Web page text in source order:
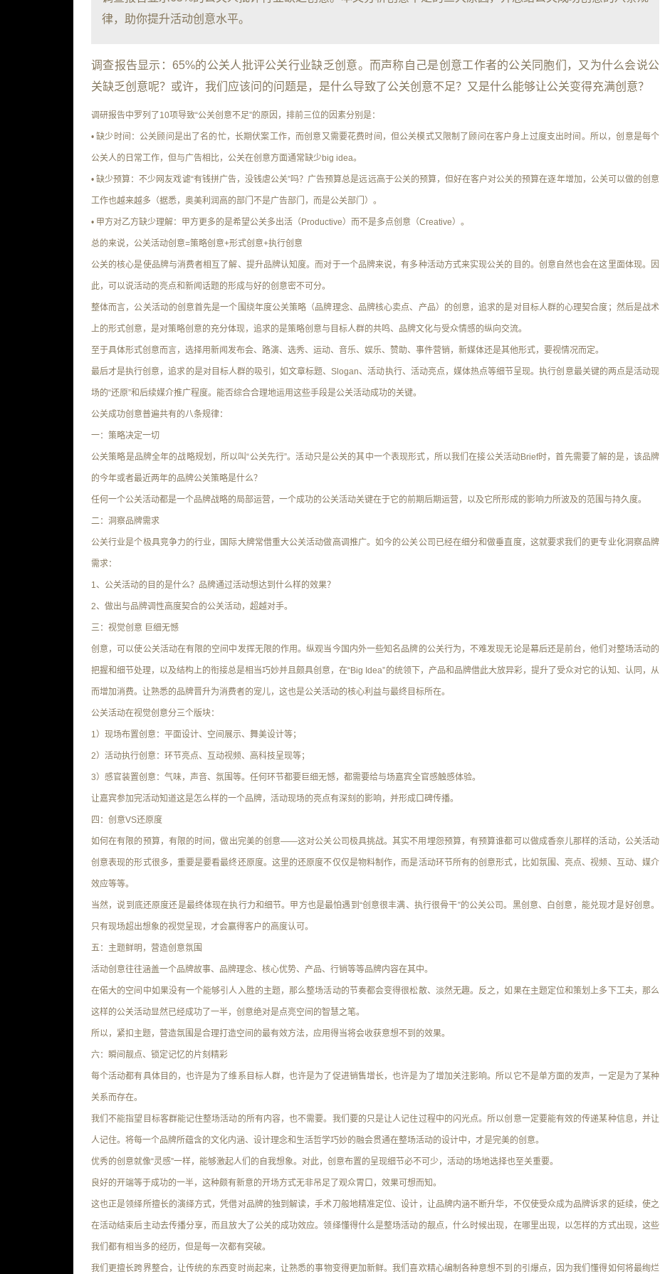
律，助你提升活动创意水平。
调查报告显示：65%的公关人批评公关行业缺乏创意。而声称自己是创意工作者的公关同胞们，又为什么会说公
关缺乏创意呢？或许，我们应该问的问题是， 是什么导致了公关创意不足？又是什么能够让公关变得充满创意？
调研报告中罗列了10项导致“公关创意不足”的原因，排前三位的因素分别是：
• 缺少时间 ：公关顾问是出了名的忙，长期伏案工作，而创意又需要花费时间，但公关模式又限制了顾问在客户身上过度支出时间。所以，创意是每个
公关人的日常工作，但与广告相比，公关在创意方面通常缺少big idea。
• 缺少预算：不少网友戏谑“有钱拼广告，没钱虐公关”吗？广告预算总是远远高于公关的预算，但好在客户对公关的预算在逐年增加，公关可以做的创意
工作也越来越多（据悉，奥美利润高的部门不是广告部门，而是公关部门）。
• 甲方对乙方缺少理解：甲方更多的是希望公关多出活（Productive）而不是多点创意（Creative）。
总的来说， 公关活动创意=策略创意+形式创意+执行创意
公关的核心是使品牌与消费者相互了解、提升品牌认知度。而对于一个品牌来说，有多种活动方式来实现公关的目的。创意自然也会在这里面体现。因
此，可以说活动的亮点和新闻话题的形成与好的创意密不可分。
整体而言，公关活动的创意首先是一个围绕年度公关策略（品牌理念、品牌核心卖点、产品）的创意，追求的是对目标人群的心理契合度；然后是战术
上的形式创意，是对策略创意的充分体现，追求的是策略创意与目标人群的共鸣、品牌文化与受众情感的纵向交流。
至于具体形式创意而言，选择用新闻发布会、路演、选秀、运动、音乐、娱乐、赞助、事件营销，新媒体还是其他形式，要视情况而定。
最后才是执行创意，追求的是对目标人群的吸引，如文章标题、Slogan、活动执行、活动亮点，媒体热点等细节呈现。执行创意最关键的两点是活动现
场的“还原”和后续媒介推广程度。能否综合合理地运用这些手段是公关活动成功的关键。
公关成功创意普遍共有的八条规律：
一：策略决定一切
公关策略是品牌全年的战略规划，所以叫“公关先行”。活动只是公关的其中一个表现形式，所以我们在接公关活动Brief时，首先需要了解的是，该品牌
的今年或者最近两年的品牌公关策略是什么？
任何一个公关活动都是一个品牌战略的局部运营 ，一个成功的公关活动关键在于它的前期后期运营，以及它所形成的影响力所波及的范围与持久度。
二：洞察品牌需求
公关行业是个极具竞争力的行业，国际大牌常借重大公关活动做高调推广。如今的公关公司已经在细分和做垂直度，这就要求我们的更专业化洞察品牌
需求：
1、公关活动的目的是什么？品牌通过活动想达到什么样的效果？
2、做出与品牌调性高度契合的公关活动，超越对手。
三：视觉创意 巨细无憾
创意，可以使公关活动在有限的空间中发挥无限的作用。纵观当今国内外一些知名品牌的公关行为，不难发现无论是幕后还是前台，他们对整场活动的
把握和细节处理，以及结构上的衔接总是相当巧妙并且颇具创意，在“Big Idea”的统领下，产品和品牌借此大放异彩，提升了受众对它的认知、认同，从
而增加消费。让熟悉的品牌晋升为消费者的宠儿，这也是公关活动的核心利益与最终目标所在。
公关活动在视觉创意分三个版块：
1）现场布置创意：平面设计、空间展示、舞美设计等；
2）活动执行创意：环节亮点、互动视频、高科技呈现等；
3）感官装置创意：气味，声音、氛围等。任何环节都要巨细无憾，都需要给与场嘉宾全官感触感体验。
让嘉宾参加完活动知道这是怎么样的一个品牌，活动现场的亮点有深刻的影响，并形成口碑传播。
四：创意VS还原度
如何在有限的预算，有限的时间，做出完美的创意——这对公关公司极具挑战。其实不用埋怨预算，有预算谁都可以做成香奈儿那样的活动，公关活动
创意表现的形式很多，重要是要看最终还原度。这里的还原度不仅仅是物料制作，而是活动环节所有的创意形式，比如氛围、亮点、视频、互动、媒介
效应等等。
当然，说到底还原度还是最终体现在执行力和细节。甲方也是最怕遇到“创意很丰满、执行很骨干”的公关公司。 黑创意、白创意，能兑现才是好创意。
只有现场超出想象的视觉呈现，才会赢得客户的高度认可。
五：主题鲜明，营造创意氛围
活动创意往往涵盖一个品牌故事、品牌理念、核心优势、产品、行销等等品牌内容在其中。
在偌大的空间中如果没有一个能够引人入胜的主题，那么整场活动的节奏都会变得很松散、淡然无趣。反之，如果在主题定位和策划上多下工夫，那么
这样的公关活动显然已经成功了一半，创意绝对是点亮空间的智慧之笔。
所以，紧扣主题，营造氛围是合理打造空间的最有效方法，应用得当将会收获意想不到的效果。
六：瞬间靓点、锁定记忆的片刻精彩
每个活动都有具体目的，也许是为了维系目标人群，也许是为了促进销售增长，也许是为了增加关注影响。所以它不是单方面的发声，一定是为了某种
关系而存在。
我们不能指望目标客群能记住整场活动的所有内容，也不需要。我们要的只是让人记住过程中的闪光点。所以创意一定要能有效的传递某种信息，并让
人记住。将每一个品牌所蕴含的文化内涵、设计理念和生活哲学巧妙的融会贯通在整场活动的设计中，才是完美的创意。
优秀的创意就像“灵感”一样，能够激起人们的自我想象。对此， 创意布置的呈现细节必不可少，活动的场地选择也至关重要。
良好的开端等于成功的一半，这种颇有新意的开场方式无非吊足了观众胃口，效果可想而知。
这也正是领绎所擅长的演绎方式，凭借对品牌的独到解读，手术刀般地精准定位、设计，让品牌内涵不断升华，不仅使受众成为品牌诉求的延续，使之
在活动结束后主动去传播分享，而且放大了公关的成功效应。领绎懂得什么是整场活动的靓点，什么时候出现，在哪里出现，以怎样的方式出现，这些
我们都有相当多的经历，但是每一次都有突破。
我们更擅长跨界整合， 让传统的东西变时尚起来，让熟悉的事物变得更加新鲜。我们喜欢精心编制各种意想不到的引爆点，因为我们懂得如何将最绚烂